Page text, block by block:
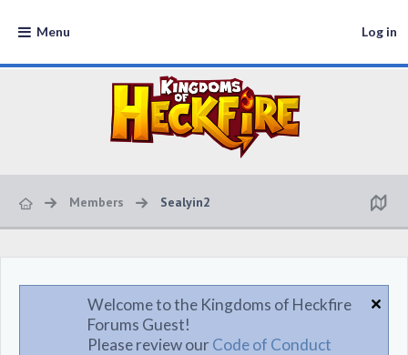
Menu Log in
Members Sealyin2
Welcome to the Kingdoms of Heckfire
Forums Guest!
Please review ourCode of Conduct